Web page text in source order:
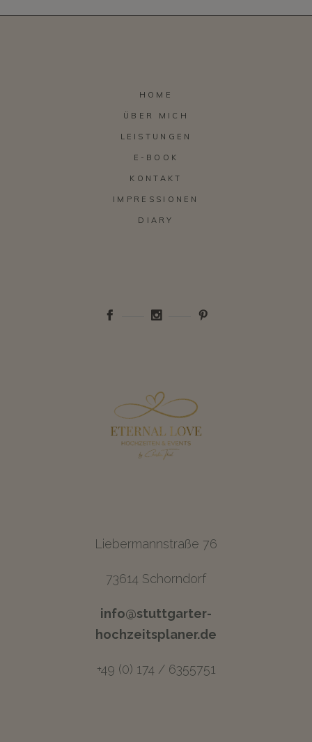
HOME
ÜBER MICH
LEISTUNGEN
E-BOOK
KONTAKT
IMPRESSIONEN
DIARY
Liebermannstraße 76
73614 Schorndorf
info@stuttgarter-
hochzeitsplaner.de
+49 (0) 174 / 6355751